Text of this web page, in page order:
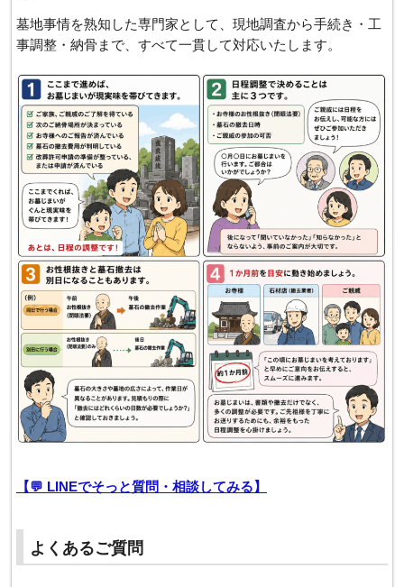
墓地事情を熟知した専門家として、現地調査から手続き・工
事調整・納骨まで、すべて一貫して対応いたします。
【💬 LINEでそっと質問・相談してみる】
よくあるご質問